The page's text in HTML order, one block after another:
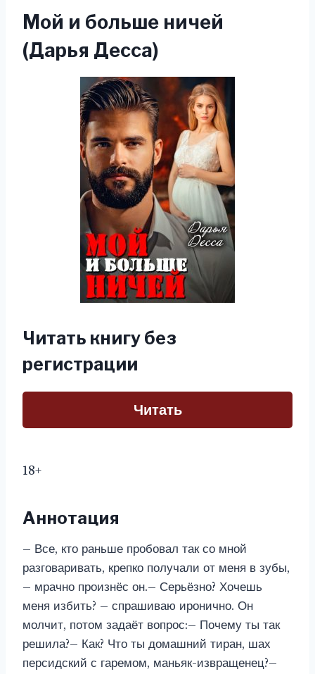
Мой и больше ничей
(Дарья Десса)
Читать книгу без
регистрации
Читать
18+
Аннотация
– Все, кто раньше пробовал так со мной
разговаривать, крепко получали от меня в зубы,
– мрачно произнёс он.– Серьёзно? Хочешь
меня избить? – спрашиваю иронично. Он
молчит, потом задаёт вопрос:– Почему ты так
решила?– Как? Что ты домашний тиран, шах
персидский с гаремом, маньяк-извращенец?–